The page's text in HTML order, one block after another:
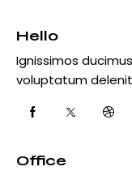
Hello
Ignissimos
voluptatum
Office